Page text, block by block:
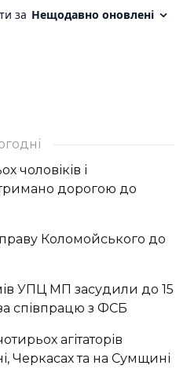
чоловіків і
дорогою до
Коломойського до
УПЦ МП засудили до 15
співпрацю з ФСБ
агітаторів
Черкасах та на Сумщині